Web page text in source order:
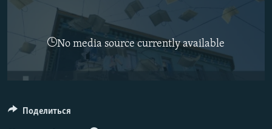
РАСПИСАНИЕ ВЕЩАНИЯ
ПОДПИШИТЕСЬ НА РАССЫЛКУ
СОЦИАЛЬНЫЕ СЕТИ
No media source currently available
Поделиться